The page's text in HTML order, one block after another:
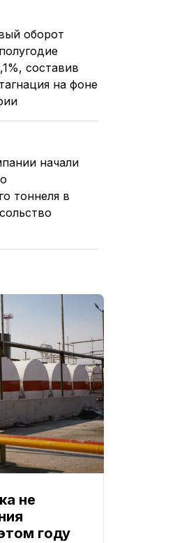
оборот
составив
на фоне
начали
тоннеля в
не
году